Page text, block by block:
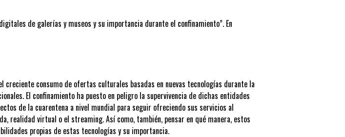
de galerías y museos y su importancia durante el confinamiento”. En
consumo de ofertas culturales basadas en nuevas tecnologías durante la
El confinamiento ha puesto en peligro la supervivencia de dichas entidades
de la cuarentena a nivel mundial para seguir ofreciendo sus servicios al
realidad virtual o el streaming. Así como, también, pensar en qué manera, estos
propias de estas tecnologías y su importancia.